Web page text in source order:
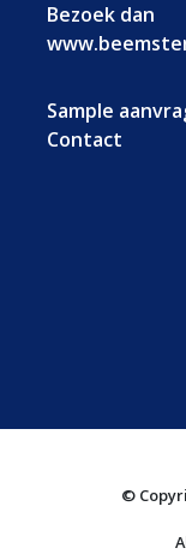
Bezoek dan
Sample
Contact
©